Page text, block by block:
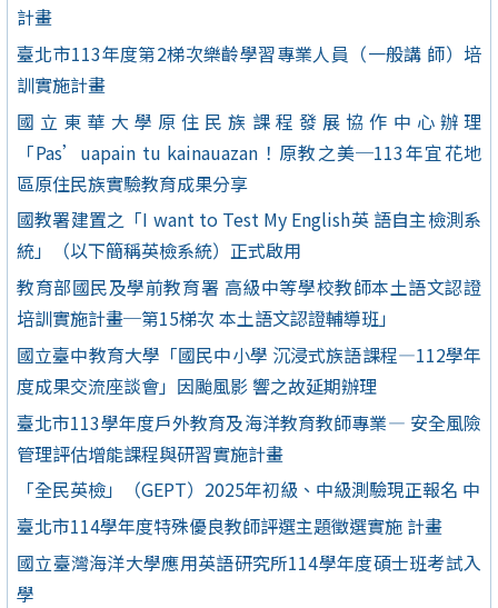
計畫
臺北市113年度第2梯次樂齡學習專業人員（一般講 師）培
訓實施計畫
國立東華大學原住民族課程發展協作中心辦理
「Pas’uapain tu kainauazan！原教之美─113年宜花地
區原住民族實驗教育成果分享
國教署建置之「I want to Test My English英 語自主檢測系
統」（以下簡稱英檢系統）正式啟用
教育部國民及學前教育署 高級中等學校教師本土語文認證
培訓實施計畫─第15梯次 本土語文認證輔導班」
國立臺中教育大學「國民中小學 沉浸式族語課程—112學年
度成果交流座談會」因颱風影 響之故延期辦理
臺北市113學年度戶外教育及海洋教育教師專業— 安全風險
管理評估增能課程與研習實施計畫
「全民英檢」（GEPT）2025年初級、中級測驗現正報名 中
臺北市114學年度特殊優良教師評選主題徵選實施 計畫
國立臺灣海洋大學應用英語研究所114學年度碩士班考試入
學